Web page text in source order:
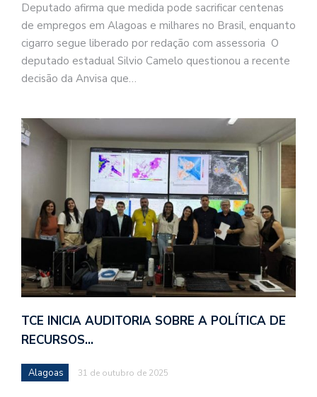
Deputado afirma que medida pode sacrificar centenas
de empregos em Alagoas e milhares no Brasil, enquanto
cigarro segue liberado por redação com assessoria O
deputado estadual Silvio Camelo questionou a recente
decisão da Anvisa que…
TCE INICIA AUDITORIA SOBRE A POLÍTICA DE
RECURSOS…
Alagoas 31 de outubro de 2025